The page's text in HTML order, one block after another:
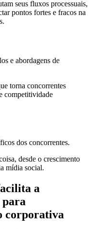
seus fluxos processuais,
pontos fortes e fracos na
e abordagens de
torna concorrentes
competitividade
dos concorrentes.
desde o crescimento
mídia social.
a
para
corporativa